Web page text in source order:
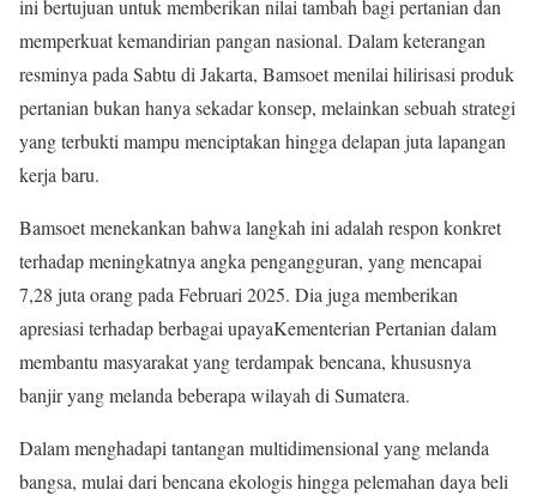
ini bertujuan untuk memberikan nilai tambah bagi pertanian dan
memperkuat kemandirian pangan nasional. Dalam keterangan
resminya pada Sabtu di Jakarta, Bamsoet menilai hilirisasi produk
pertanian bukan hanya sekadar konsep, melainkan sebuah strategi
yang terbukti mampu menciptakan hingga delapan juta lapangan
kerja baru.
Bamsoet menekankan bahwa langkah ini adalah respon konkret
terhadap meningkatnya angka pengangguran, yang mencapai
7,28 juta orang pada Februari 2025. Dia juga memberikan
apresiasi terhadap berbagai upayaKementerian Pertanian dalam
membantu masyarakat yang terdampak bencana, khususnya
banjir yang melanda beberapa wilayah di Sumatera.
Dalam menghadapi tantangan multidimensional yang melanda
bangsa, mulai dari bencana ekologis hingga pelemahan daya beli